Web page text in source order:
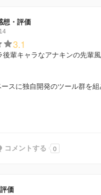
想・評価
3.1
輩キャラなアナキンの先輩風
スに独自開発のツール群を
コメントする 0
価